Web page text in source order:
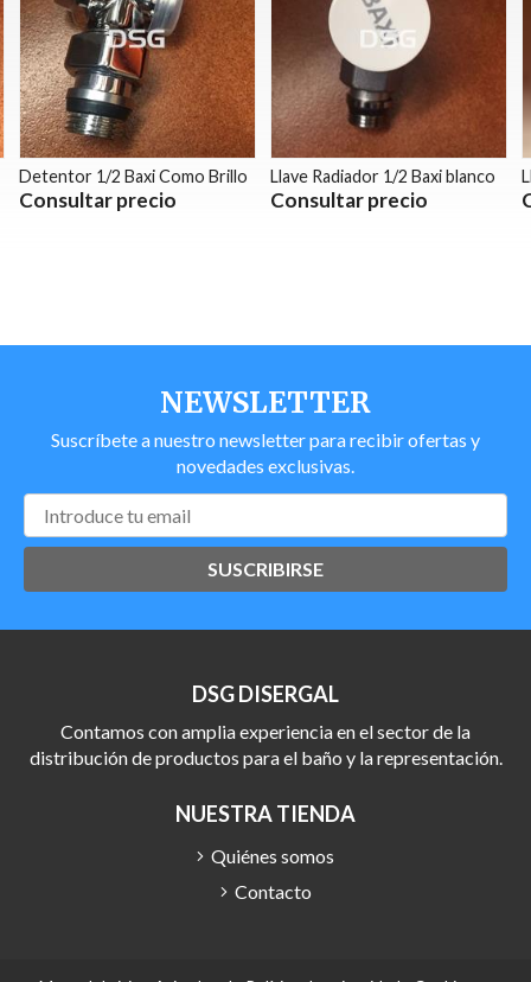
Detentor 1/2 Baxi Como Brillo
Consultar precio
Llave Radiador 1/2 Baxi blanco
Consultar precio
NEWSLETTER
Suscríbete a nuestro newsletter para recibir ofertas y
novedades exclusivas.
SUSCRIBIRSE
DSG DISERGAL
Contamos con amplia experiencia en el sector de la
distribución de productos para el baño y la representación.
NUESTRA TIENDA
Quiénes somos
Contacto